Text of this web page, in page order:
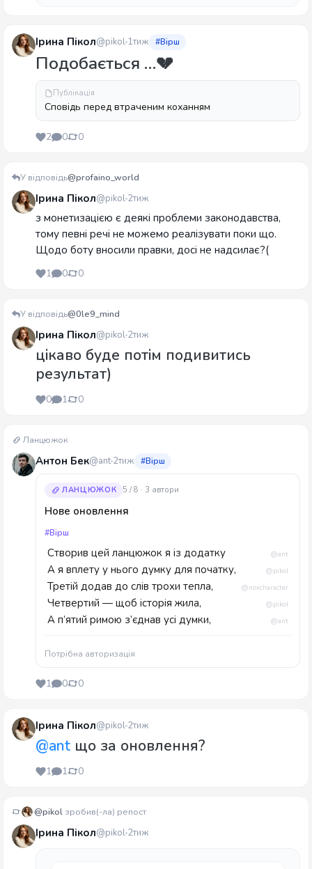
Ірина Пікол@pikol 1тиж #Вірш
Подобається …💔
Публікація
Сповідь перед втраченим коханням
2 0 0
У відповідь@profaino_world
Ірина Пікол@pikol 2тиж
з монетизацією є деякі проблеми законодавства,
тому певні речі не можемо реалізувати поки що.
Щодо боту вносили правки, досі не надсилає?(
1 0 0
У відповідь@0le9_mind
Ірина Пікол@pikol 2тиж
цікаво буде потім подивитись
результат)
0 1 0
Ланцюжок
Антон Бек@ant 2тиж #Вірш
ЛАНЦЮЖОК 5 / 8 · 3 автори
Нове оновлення
#Вірш
Створив цей ланцюжок я із додатку @ant
А я вплету у нього думку для початку, @pikol
Третій додав до слів трохи тепла, @noxcharacter
Четвертий — щоб історія жила, @pikol
А п’ятий римою з’єднав усі думки, @ant
Потрібна авторизація
1 0 0
Ірина Пікол@pikol 2тиж
@ant що за оновлення?
1 1 0
@pikol зробив(-ла) репост
Ірина Пікол@pikol 2тиж